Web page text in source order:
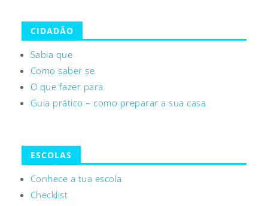
CIDADÃO
Sabia que
Como saber se
O que fazer para
Guia prático – como preparar a sua casa
ESCOLAS
Conhece a tua escola
Checklist